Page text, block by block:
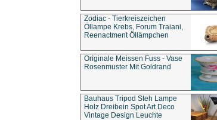
Zodiac - Tierkreiszeichen
Öllampe Krebs, Forum Traiani,
Reenactment Öllämpchen
Originale Meissen Fuss - Vase
Rosenmuster Mit Goldrand
Bauhaus Tripod Steh Lampe
Holz Dreibein Spot Art Deco
Vintage Design Leuchte